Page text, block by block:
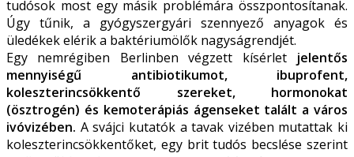
tudósok most egy másik problémára összpontosítanak.
Úgy tűnik, a gyógyszergyári szennyező anyagok és
üledékek elérik a baktériumölők nagyságrendjét.
Egy nemrégiben Berlinben végzett kísérletjelentős
mennyiségű antibiotikumot, ibuprofent,
koleszterincsökkentő szereket, hormonokat
(ösztrogén) és kemoterápiás ágenseket talált a város
ivóvizében. A svájci kutatók a tavak vizében mutattak ki
koleszterincsökkentőket, egy brit tudós becslése szerint